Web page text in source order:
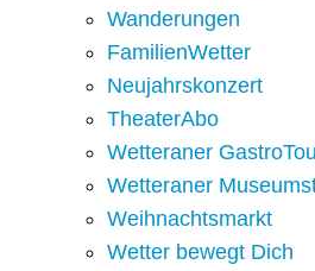
Wanderungen
FamilienWetter
Neujahrskonzert
TheaterAbo
Wetteraner
Wetteraner
Weihnachtsmarkt
Wetter bewegt Dich